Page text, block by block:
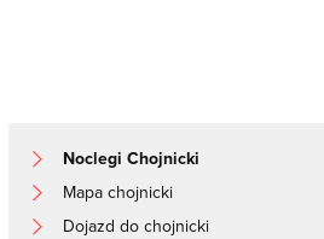
Noclegi Chojnicki
Mapa chojnicki
Dojazd do chojnicki